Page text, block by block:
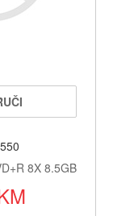
8X 8.5GB